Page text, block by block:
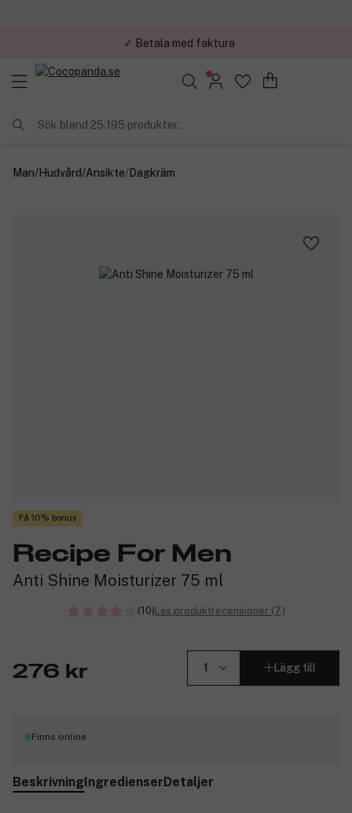
Sök bland 25.195 produkter..
Man/Hudvård/Ansikte/Dagkräm
Få 10% bonus
Recipe For Men
Anti Shine Moisturizer 75 ml
(10)Läs produktrecensioner (7)
276 kr Lägg till
Finns online
BeskrivningIngredienserDetaljer